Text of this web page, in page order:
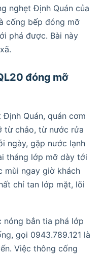
nghẹt Định Quán của
cống bếp đóng mỡ
phá được. Bài này
đóng mỡ
Quán, quán cơm
từ chảo, từ nước rửa
ngày, gặp nước lạnh
tháng lớp mỡ dày tới
mùi ngay giờ khách
chỉ tan lớp mặt, lõi
bắn tia phá lớp
gọi 0943.789.121 là
Việc thông cống